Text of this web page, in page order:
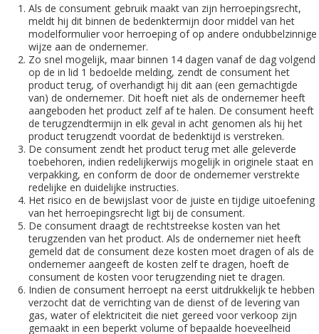
Als de consument gebruik maakt van zijn herroepingsrecht,
meldt hij dit binnen de bedenktermijn door middel van het
modelformulier voor herroeping of op andere ondubbelzinnige
wijze aan de ondernemer.
Zo snel mogelijk, maar binnen 14 dagen vanaf de dag volgend
op de in lid 1 bedoelde melding, zendt de consument het
product terug, of overhandigt hij dit aan (een gemachtigde
van) de ondernemer. Dit hoeft niet als de ondernemer heeft
aangeboden het product zelf af te halen. De consument heeft
de terugzendtermijn in elk geval in acht genomen als hij het
product terugzendt voordat de bedenktijd is verstreken.
De consument zendt het product terug met alle geleverde
toebehoren, indien redelijkerwijs mogelijk in originele staat en
verpakking, en conform de door de ondernemer verstrekte
redelijke en duidelijke instructies.
Het risico en de bewijslast voor de juiste en tijdige uitoefening
van het herroepingsrecht ligt bij de consument.
De consument draagt de rechtstreekse kosten van het
terugzenden van het product. Als de ondernemer niet heeft
gemeld dat de consument deze kosten moet dragen of als de
ondernemer aangeeft de kosten zelf te dragen, hoeft de
consument de kosten voor terugzending niet te dragen.
Indien de consument herroept na eerst uitdrukkelijk te hebben
verzocht dat de verrichting van de dienst of de levering van
gas, water of elektriciteit die niet gereed voor verkoop zijn
gemaakt in een beperkt volume of bepaalde hoeveelheid